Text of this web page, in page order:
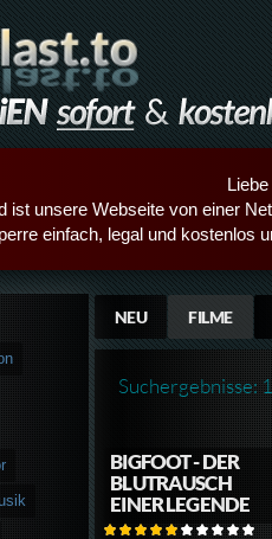
ist unsere Webseite von einer
einfach, legal und kostenlos
NEU FILME
Suchergebnisse: 1
BIGFOOT - DER
BLUTRAUSCH
EINER LEGENDE